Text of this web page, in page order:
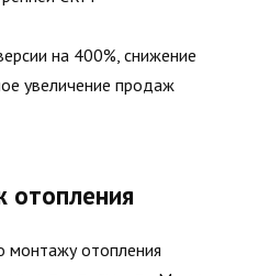
на 400%, снижение
увеличение продаж
монтажу отопления